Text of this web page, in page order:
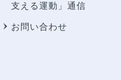
支える運動」通信
お問い合わせ